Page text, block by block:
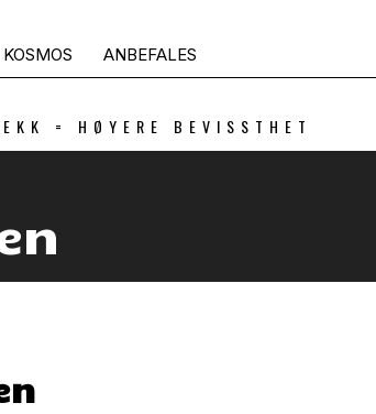
KOSMOS ANBEFALES
= HØYERE BEVISSTHET